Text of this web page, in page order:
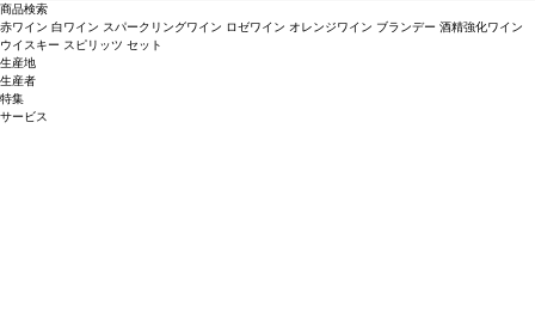
商品検索
赤ワイン 白ワイン スパークリングワイン ロゼワイン オレンジワイン ブランデー 酒精強化ワイン
ウイスキー スピリッツ セット
生産地
生産者
特集
サービス